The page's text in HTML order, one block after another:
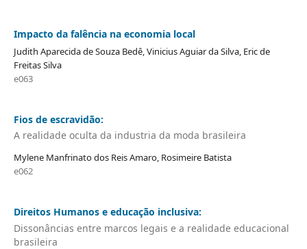
Impacto da falência na economia local
Judith Aparecida de Souza Bedê, Vinicius Aguiar da Silva, Eric de
Freitas Silva
e063
Fios de escravidão:
A realidade oculta da industria da moda brasileira
Mylene Manfrinato dos Reis Amaro, Rosimeire Batista
e062
Direitos Humanos e educação inclusiva:
Dissonâncias entre marcos legais e a realidade educacional
brasileira